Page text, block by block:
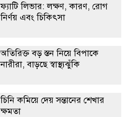
ফ্যাটি লিভার: লক্ষণ, কারণ, রোগ
নির্ণয় এবং চিকিৎসা
অতিরিক্ত বড় স্তন নিয়ে বিপাকে
নারীরা, বাড়ছে স্বাস্থ্যঝুঁকি
চিনি কমিয়ে দেয় সন্তানের শেখার
ক্ষমতা